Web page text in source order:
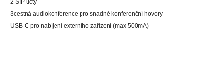
2 SIP účty
3cestná audiokonference pro snadné konferenční hovory
USB-C pro nabíjení externího zařízení (max 500mA)